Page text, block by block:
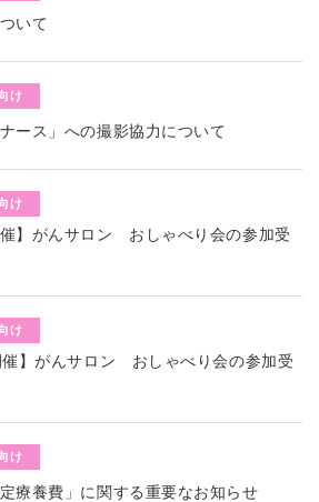
いて
け
ース」への撮影協力について
け
催】がんサロン おしゃべり会の参加受
け
催】がんサロン おしゃべり会の参加受
け
療養費」に関する重要なお知らせ